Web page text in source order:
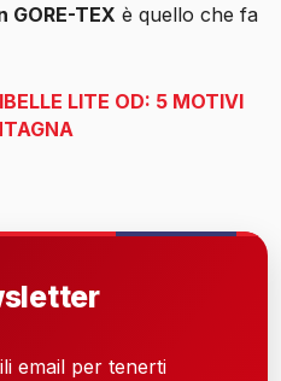
TEX è quello che fa
LITE OD: 5 MOTIVI
email per tenerti